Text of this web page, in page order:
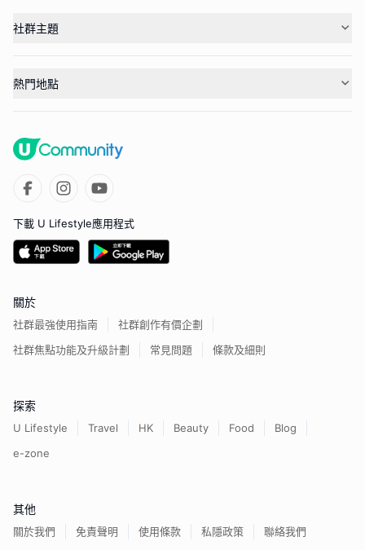
社群主題
熱門地點
下載 U Lifestyle應用程式
關於
社群最強使用指南
社群創作有價企劃
社群焦點功能及升級計劃
常見問題 條款及細則
探索
U Lifestyle Travel HK Beauty Food
Blog
e-zone
其他
關於我們 免責聲明 使用條款 私隱政策 聯絡我們